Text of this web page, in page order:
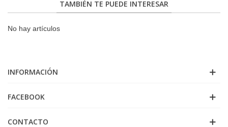
TAMBIÉN TE PUEDE INTERESAR
No hay artículos
INFORMACIÓN
FACEBOOK
CONTACTO